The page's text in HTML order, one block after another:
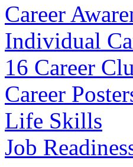
Career
Individual
16 Career
Career
Life Skills
Job